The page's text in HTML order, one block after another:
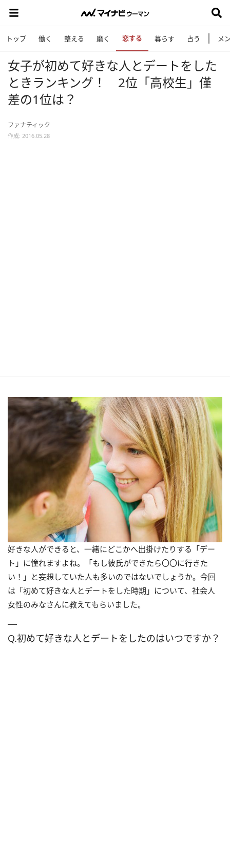
トップ 働く 整える 磨く 恋する 暮らす 占う メ
女子が初めて好きな人とデートをした
ときランキング！ 2位「高校生」僅
差の1位は？
ファナティック
作成: 2016.05.28
好きな人ができると、一緒にどこかへ出掛けたりする「デー
ト」に憧れますよね。「もし彼氏ができたら〇〇に行きた
い！」と妄想していた人も多いのではないでしょうか。今回
は「初めて好きな人とデートをした時期」について、社会人
女性のみなさんに教えてもらいました。
Q.初めて好きな人とデートをしたのはいつですか？